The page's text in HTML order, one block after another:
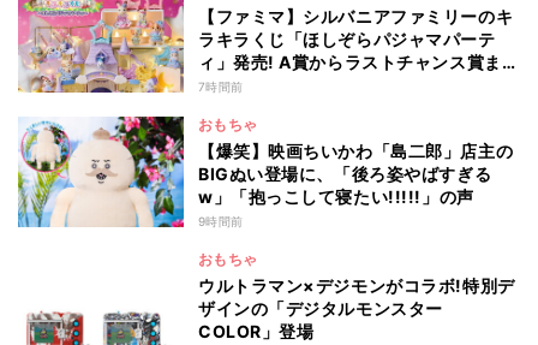
【ファミマ】シルバニアファミリーのキ
ラキラくじ「ほしぞらパジャマパーテ
ィ」発売! A賞からラストチャンス賞まで
を一覧で紹介
7時間前
おもちゃ
【爆笑】映画ちいかわ「島二郎」店主の
BIGぬい登場に、「後ろ姿やばすぎる
w」「抱っこして寝たい!!!!!」の声
9時間前
おもちゃ
ウルトラマン×デジモンがコラボ!特別デ
ザインの「デジタルモンスター
COLOR」登場